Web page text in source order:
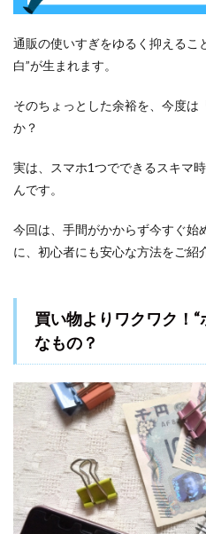
通販の使いすぎをゆるく抑えるこ
白”が生まれます。
そのちょっとした余裕を、今度は
か？
実は、スマホ1つでできるスキマ
んです。
今回は、手間がかからず今すぐ始
に、初心者にも安心な方法をご紹
買い物よりワクワク！
なもの？